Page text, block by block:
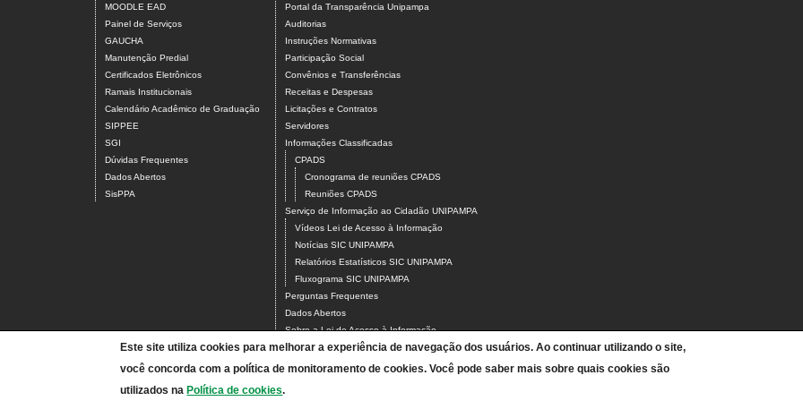
MOODLE EAD
Painel de Serviços
GAUCHA
Manutenção Predial
Certificados Eletrônicos
Ramais Institucionais
Calendário Acadêmico de Graduação
SIPPEE
SGI
Dúvidas Frequentes
Dados Abertos
SisPPA
Portal da Transparência Unipampa
Auditorias
Instruções Normativas
Participação Social
Convênios e Transferências
Receitas e Despesas
Licitações e Contratos
Servidores
Informações Classificadas
CPADS
Cronograma de reuniões CPADS
Reuniões CPADS
Serviço de Informação ao Cidadão UNIPAMPA
Vídeos Lei de Acesso à Informação
Notícias SIC UNIPAMPA
Relatórios Estatísticos SIC UNIPAMPA
Fluxograma SIC UNIPAMPA
Perguntas Frequentes
Dados Abertos
Sobre a Lei de Acesso à Informação
LGPD - Lei Geral de Proteção de Dados Pessoais
Transparência e Prestação de Contas
Este site utiliza cookies para melhorar a experiência de navegação dos usuários. Ao continuar utilizando o site,
você concorda com a política de monitoramento de cookies. Você pode saber mais sobre quais cookies são
utilizados na Política de cookies.